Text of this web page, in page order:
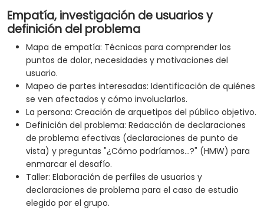
Empatía, investigación de usuarios y
definición del problema
Mapa de empatía: Técnicas para comprender los
puntos de dolor, necesidades y motivaciones del
usuario.
Mapeo de partes interesadas: Identificación de quiénes
se ven afectados y cómo involuclarlos.
La persona: Creación de arquetipos del público objetivo.
Definición del problema: Redacción de declaraciones
de problema efectivas (declaraciones de punto de
vista) y preguntas "¿Cómo podríamos...?" (HMW) para
enmarcar el desafío.
Taller: Elaboración de perfiles de usuarios y
declaraciones de problema para el caso de estudio
elegido por el grupo.